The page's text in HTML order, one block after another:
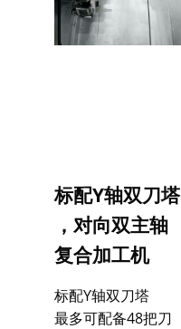
标配Y轴双刀塔
，对向双主轴
复合加工机​
标配Y轴双刀塔
最多可配备48把刀